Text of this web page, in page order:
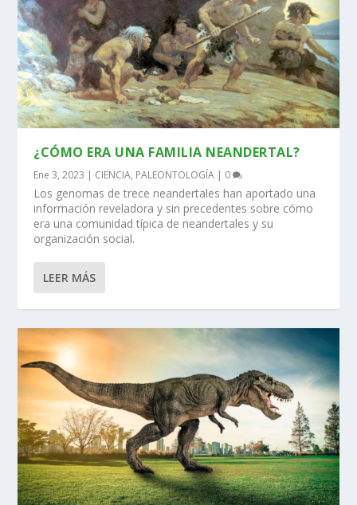
¿CÓMO ERA UNA FAMILIA NEANDERTAL?
Ene 3, 2023 | CIENCIA, PALEONTOLOGÍA | 0
Los genomas de trece neandertales han aportado una
información reveladora y sin precedentes sobre cómo
era una comunidad típica de neandertales y su
organización social.
LEER MÁS